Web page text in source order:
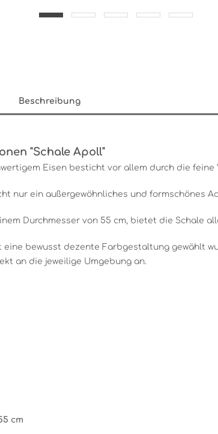
Beschreibung
"Schale Apoll"
Eisen besticht vor allem durch die
nur ein außergewöhnliches und formschönes
Durchmesser von 55 cm, bietet die Schale
eine bewusst dezente Farbgestaltung gewählt
an die jeweilige Umgebung an.
cm